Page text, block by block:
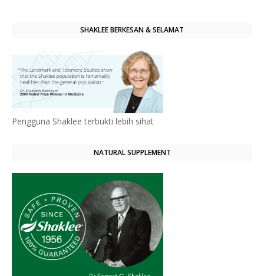
SHAKLEE BERKESAN & SELAMAT
Pengguna Shaklee terbukti lebih sihat
NATURAL SUPPLEMENT